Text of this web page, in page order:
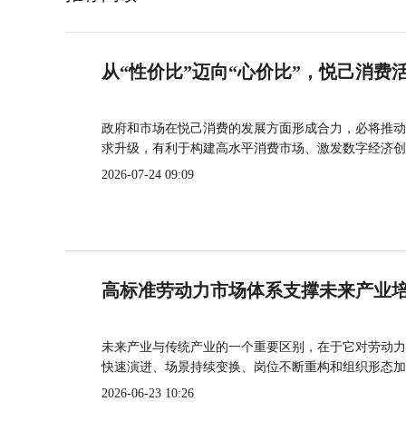
从“性价比”迈向“心价比”，悦己消费
政府和市场在悦己消费的发展方面形成合力，必将推
求升级，有利于构建高水平消费市场、激发数字经济
2026-07-24 09:09
高标准劳动力市场体系支撑未来产业
未来产业与传统产业的一个重要区别，在于它对劳动
快速演进、场景持续变换、岗位不断重构和组织形态
2026-06-23 10:26